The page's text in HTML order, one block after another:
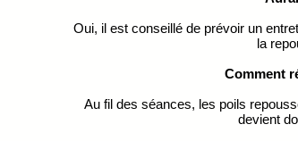
Oui, il est conseillé de prévoir un
la
Comment
Au fil des séances, les poils
devient